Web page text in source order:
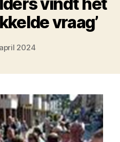
vraag’
2024